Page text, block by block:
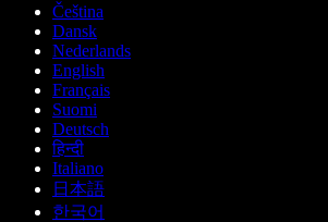
Čeština
Dansk
Nederlands
English
Français
Suomi
Deutsch
हिन्दी
Italiano
日本語
한국어